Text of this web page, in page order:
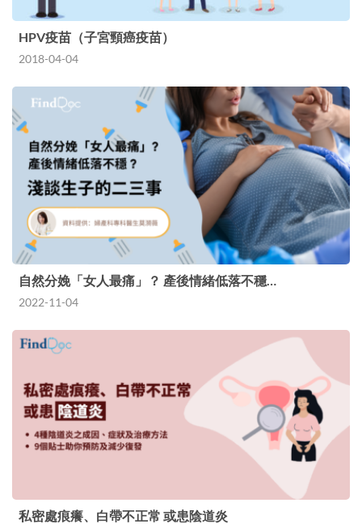
HPV疫苗（子宮頸癌疫苗）
2018-04-04
自然分娩「女人最痛」？ 產後情緒低落不穩…
2022-11-04
私密處痕癢、白帶不正常 或患陰道炎